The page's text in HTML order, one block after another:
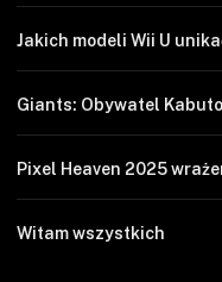
Jakich modeli Wii U
Giants: Obywatel
Pixel Heaven 2025
Witam wszystkich